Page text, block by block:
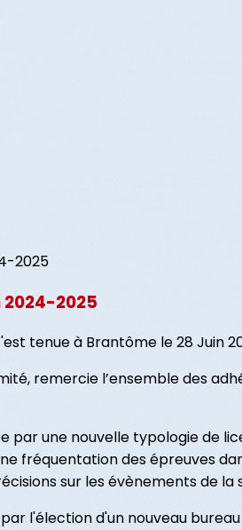
2025
tenue à Brantôme le 28 Juin
remercie l’ensemble des
par une nouvelle typologie de
fréquentation des épreuves
sur les évènements de
l'élection d'un nouveau